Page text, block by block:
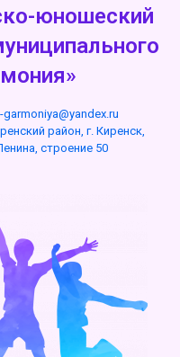
юношеский
garmoniya@yandex.ru
район, г. Киренск,
строение 50